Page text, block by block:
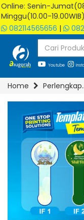
Online: Senin-
Minggu(10.00-19.00WIB)
082114565656 |
Youtube
Home Perlengkap..